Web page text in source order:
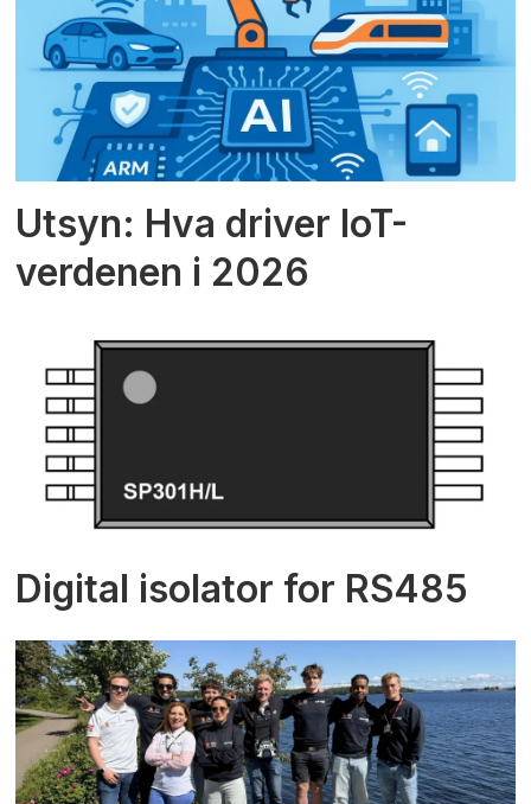
Utsyn: Hva driver IoT-
verdenen i 2026
Digital isolator for RS485